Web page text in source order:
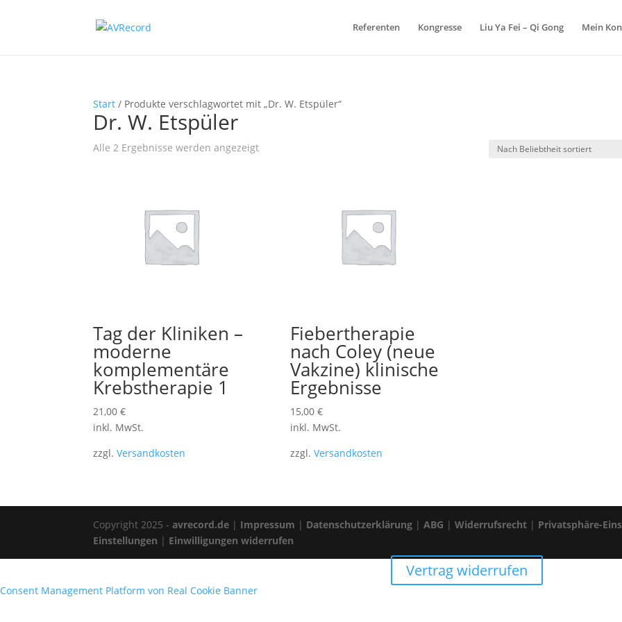
Referenten Kongresse Liu Ya Fei – Qi Gong Mein
Start / Produkte verschlagwortet mit „Dr. W. Etspüler“
Dr. W. Etspüler
Alle 2 Ergebnisse werden angezeigtNach
Tag der Kliniken –
moderne
komplementäre
Krebstherapie 1
21,00€
inkl. MwSt.
zzgl.Versandkosten
Fiebertherapie
nach Coley (neue
Vakzine) klinische
Ergebnisse
15,00 €
inkl. MwSt.
zzgl. Versandkosten
Copyright 2025 -avrecord.de | Impressum | Datenschutzerklärung |ABG |Widerrufsrecht | Privatsphäre-
Einstellungen | Einwilligungen widerrufen
Vertrag widerrufen
Consent Management Platform von Real Cookie Banner